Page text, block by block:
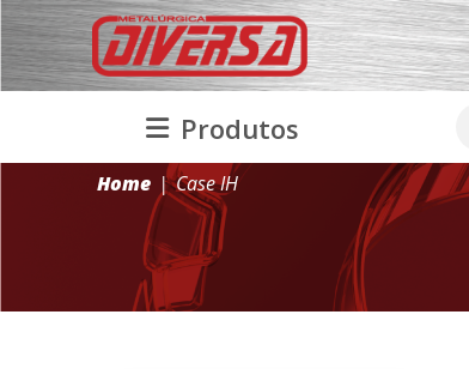
Produtos
Home Case IH